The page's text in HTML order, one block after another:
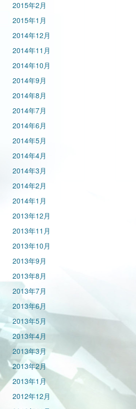
2015年2月
2015年1月
2014年12月
2014年11月
2014年10月
2014年9月
2014年8月
2014年7月
2014年6月
2014年5月
2014年4月
2014年3月
2014年2月
2014年1月
2013年12月
2013年11月
2013年10月
2013年9月
2013年8月
2013年7月
2013年6月
2013年5月
2013年4月
2013年3月
2013年2月
2013年1月
2012年12月